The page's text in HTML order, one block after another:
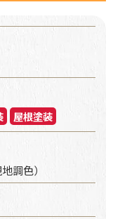
屋根塗装
調色）